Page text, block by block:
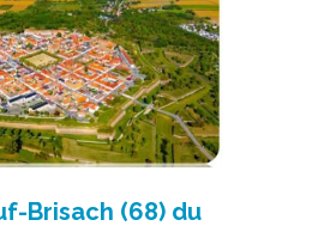
Brisach (68) du